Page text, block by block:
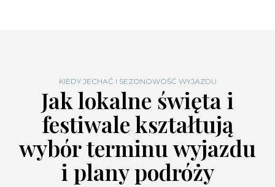
KIEDY JECHAĆ I SEZONOWOŚĆ WYJAZDU
Jak lokalne święta i
festiwale kształtują
wybór terminu wyjazdu
i plany podróży